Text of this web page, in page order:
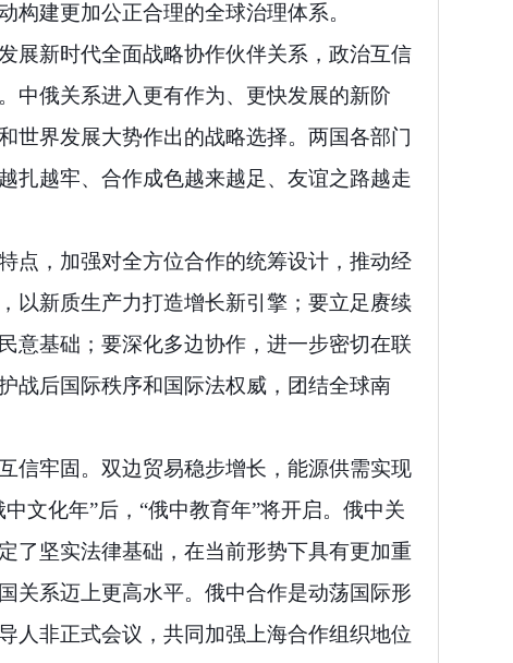
建更加公正合理的全球治理体系。
展新时代全面战略协作伙伴关系，政治互信
中俄关系进入更有作为、更快发展的新阶
世界发展大势作出的战略选择。两国各部门
扎越牢、合作成色越来越足、友谊之路越走
点，加强对全方位合作的统筹设计，推动经
以新质生产力打造增长新引擎；要立足赓续
意基础；要深化多边协作，进一步密切在联
战后国际秩序和国际法权威，团结全球南
信牢固。双边贸易稳步增长，能源供需实现
文化年”后，“俄中教育年”将开启。俄中关
了坚实法律基础，在当前形势下具有更加重
关系迈上更高水平。俄中合作是动荡国际形
人非正式会议，共同加强上海合作组织地位